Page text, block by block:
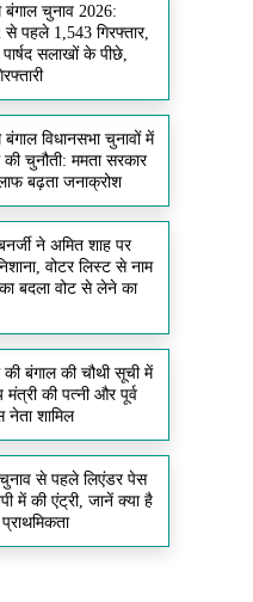
बंगाल चुनाव 2026:
पहले 1,543 गिरफ्तार,
सलाखों के पीछे,
बंगाल विधानसभा चुनावों में
की चुनौती: ममता सरकार
बढ़ता जनाक्रोश
ने अमित शाह पर
वोटर लिस्ट से नाम
बदला वोट से लेने का
की बंगाल की चौथी सूची में
मंत्री की पत्नी और पूर्व
नेता शामिल
से पहले लिएंडर पेस
में की एंट्री, जानें क्या है